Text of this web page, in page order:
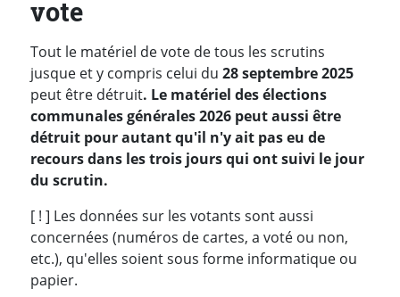
vote
Tout le matériel de vote de tous les scrutins
jusque et y compris celui du 28 septembre 2025
peut être détruit. Le matériel des élections
communales générales 2026 peut aussi être
détruit pour autant qu'il n'y ait pas eu de
recours dans les trois jours qui ont suivi le jour
du scrutin.
[ ! ] Les données sur les votants sont aussi
concernées (numéros de cartes, a voté ou non,
etc.), qu'elles soient sous forme informatique ou
papier.